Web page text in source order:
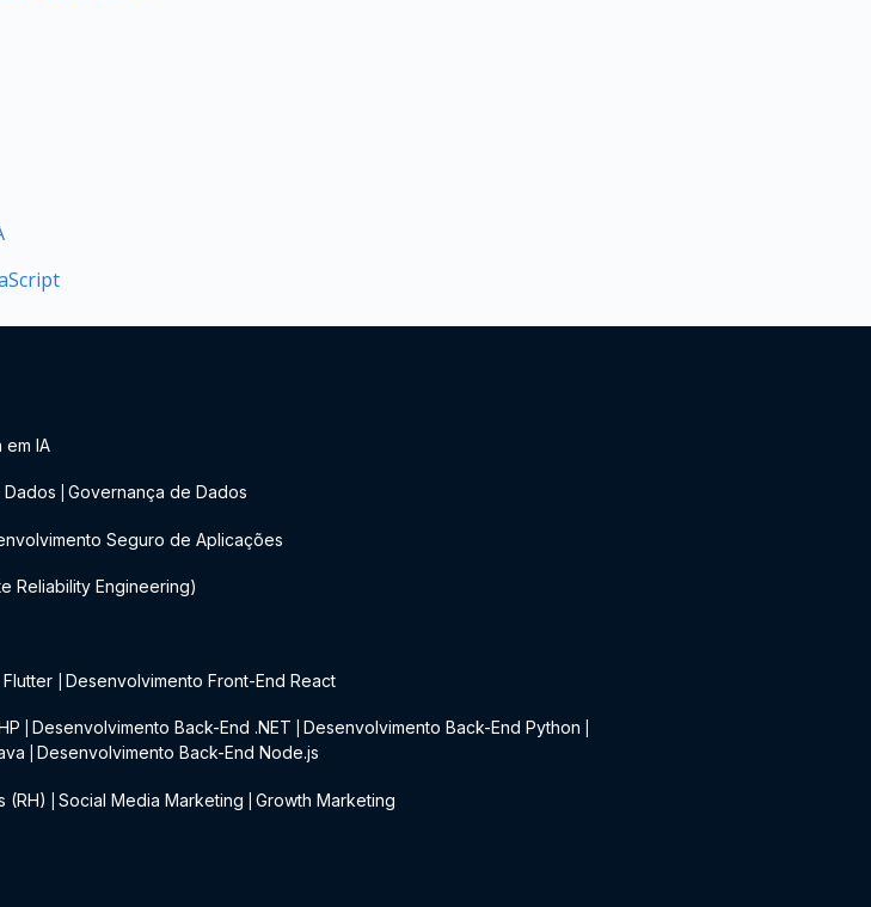
em IA
Dados Governança de Dados
Seguro de Aplicações
Reliability Engineering)
Desenvolvimento Front-End React
Desenvolvimento Back-End .NET Desenvolvimento Back-End Python
Desenvolvimento Back-End Node.js
(RH) Social Media Marketing Growth Marketing